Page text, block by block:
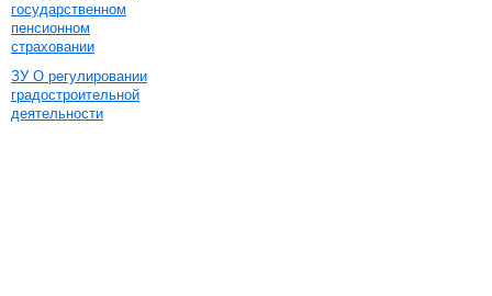
государственном
пенсионном
страховании
ЗУ О регулировании
градостроительной
деятельности